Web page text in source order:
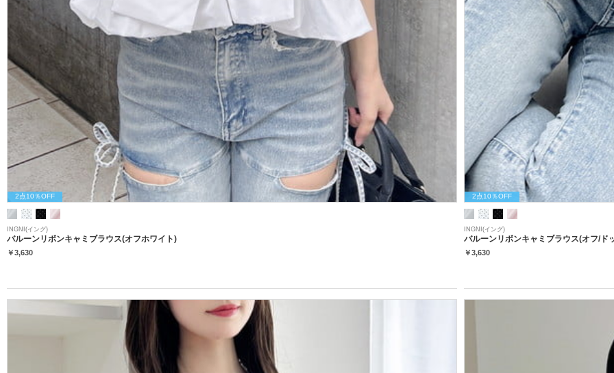
2点10％OFF
INGNI(イング)
バルーンリボンキャミブラウス(オフホワイト)
￥3,630
2点10％OFF
INGNI(イング)
バルーンリボンキャミブラウス(オフ/ド
￥3,630